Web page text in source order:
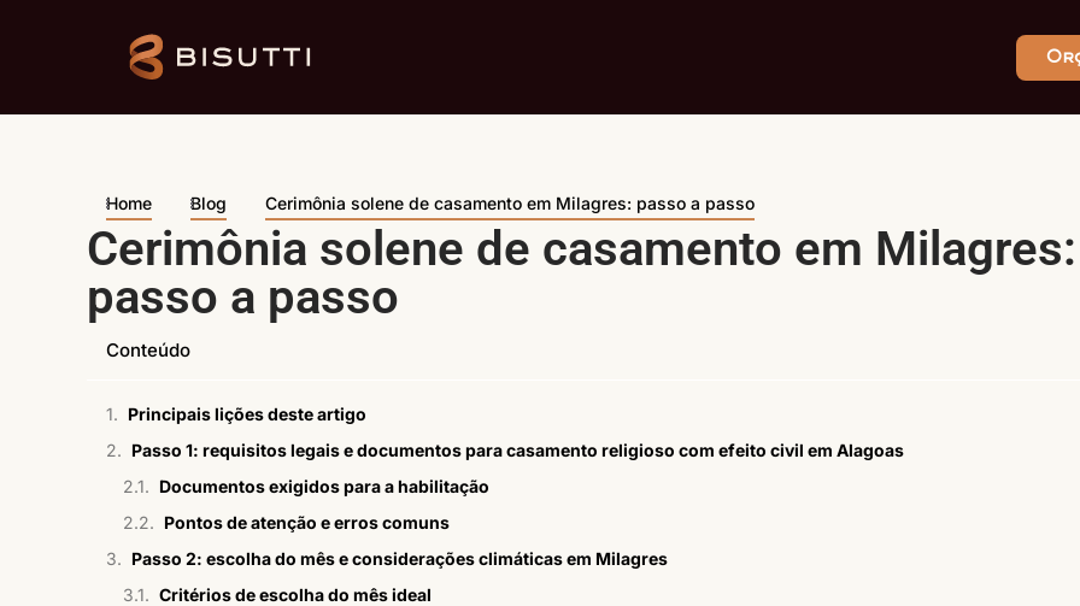
Home Blog Cerimônia solene de casamento em Milagres: passo a passo
Cerimônia solene de casamento em Milagres:
passo a passo
Conteúdo
Principais lições deste artigo
Passo 1: requisitos legais e documentos para casamento religioso com efeito civil em Alagoas
Documentos exigidos para a habilitação
Pontos de atenção e erros comuns
Passo 2: escolha do mês e considerações climáticas em Milagres
Critérios de escolha do mês ideal